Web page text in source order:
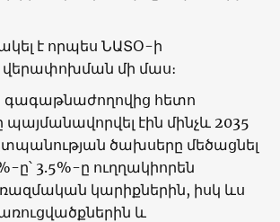
է որպես ՆԱՏՕ-ի
մի մաս։
գագաթնաժողովից հետո
էին մինչև 2035
ծախսերը մեծացնել
ը՝ 3.5%-ը ուղղակիորեն
կարիքներին, իսկ ևս
և